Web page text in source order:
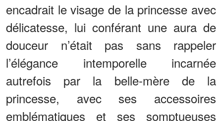
encadrait le visage de la princesse avec
délicatesse, lui conférant une aura de
douceur n’était pas sans rappeler
l’élégance intemporelle incarnée
autrefois par la belle-mère de la
princesse, avec ses accessoires
emblématiques et ses somptueuses